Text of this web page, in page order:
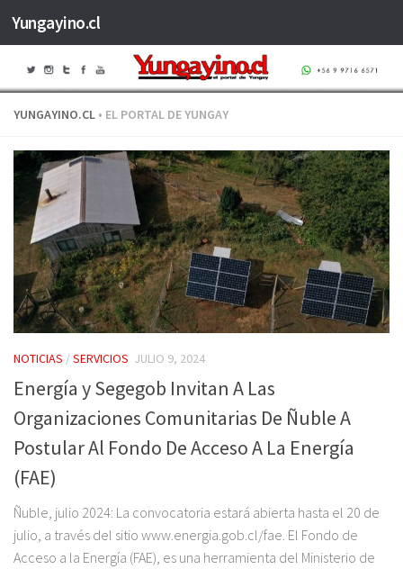
Saltar al contenido
Yungayino.cl
YUNGAYINO.CL • EL PORTAL DE YUNGAY
NOTICIAS /SERVICIOS JULIO 9, 2024
Energía y Segegob Invitan A Las
Organizaciones Comunitarias De Ñuble A
Postular Al Fondo De Acceso A La Energía
(FAE)
Ñuble, julio 2024: La convocatoria estará abierta hasta el 20 de
julio, a través del sitio www.energia.gob.cl/fae. El Fondo de
Acceso a la Energía (FAE), es una herramienta del Ministerio de